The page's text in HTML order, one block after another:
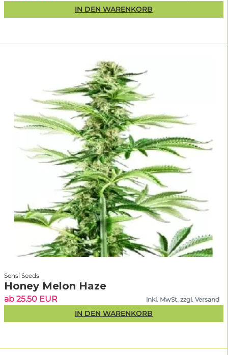
IN DEN WARENKORB
Sensi Seeds
Honey Melon Haze
ab 25.50 EUR inkl. MwSt. zzgl. Versand
IN DEN WARENKORB